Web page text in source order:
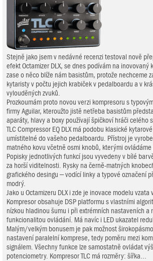
Stejně jako jsem v nedávné recenzi testoval nově
efekt Octamizer DLX, se dnes podívám na inovovaný
zase o něco blíže nám basistům, protože nechceme
kytaristy v počtu jejich krabiček v pedalboardu a v
vylouděných zvuků.
Prozkoumám proto novou verzi kompresoru s
firmy Aguilar, kteroužto jistě netřeba basistům
aparáty, hlavy a boxy používají špičkoví hráči celého
TLC Compressor EQ DLX má podobu klasické
umístitelné do vašeho pedalboardu. Přístroj je
matného kovu včetně osmi knobů, kterými ovládáme
Popisky jednotlivých funkcí jsou vyvedeny v bílé
za horší viditelnosti. Rysky na černě-matných
grafického desingu – vodící linky a typové označení
modrý.
Jako u Octamizeru DLX i zde je inovace modelu vzata
Kompresor obsahuje DSP platformu s vlastními
nízkou hladinou šumu i při extrémních nastaveních a
funkcionalitou ovládání. Má navíc i LED ukazatel
Malým/velkým bonusem je pak možnost
nastavení paralelní komprese, tedy poměru mezi
signálem. Všechny funkce lze samostatně ovládat
potenciometry. Kompresor TLC má rozměry: šířka...